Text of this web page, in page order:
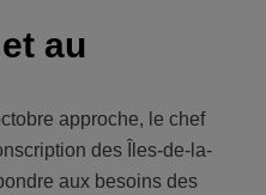
au
approche, le chef
des Îles-de-la-
aux besoins des